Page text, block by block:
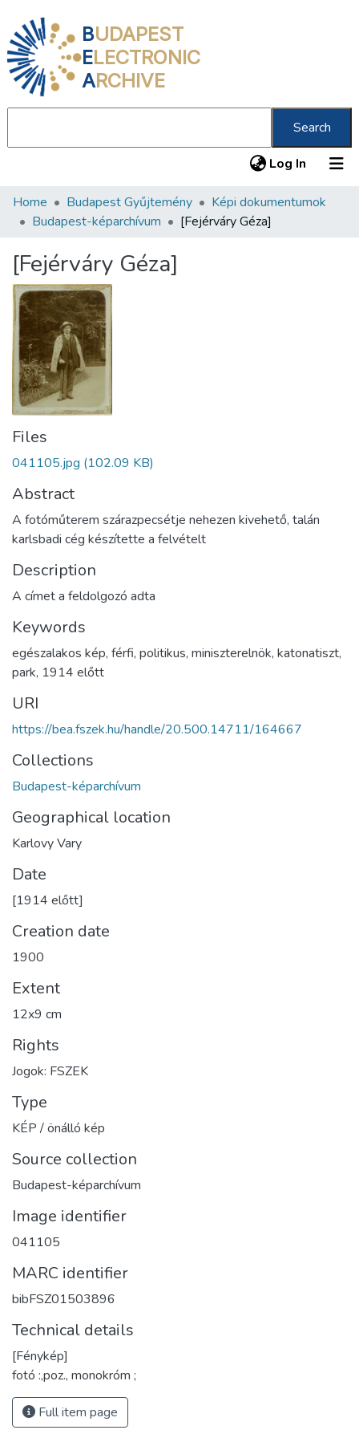
BUDAPEST
ELECTRONIC
ARCHIVE
Search
Log In (current)
Communities & Collections
Statistics
About us
Home Budapest Gyűjtemény
Képi dokumentumok
Budapest-képarchívum
[Fejérváry Géza]
[Fejérváry Géza]
Files
041105.jpg (102.09 KB)
Abstract
A fotóműterem szárazpecsétje nehezen kivehető, talán
karlsbadi cég készítette a felvételt
Description
A címet a feldolgozó adta
Keywords
egészalakos kép, férfi, politikus, miniszterelnök, katonatiszt,
park, 1914 előtt
URI
https://bea.fszek.hu/handle/20.500.14711/164667
Collections
Budapest-képarchívum
Geographical location
Karlovy Vary
Date
[1914 előtt]
Creation date
1900
Extent
12x9 cm
Rights
Jogok: FSZEK
Type
KÉP / önálló kép
Source collection
Budapest-képarchívum
Image identifier
041105
MARC identifier
bibFSZ01503896
Technical details
[Fénykép]
fotó :,poz., monokróm ;
Full item page